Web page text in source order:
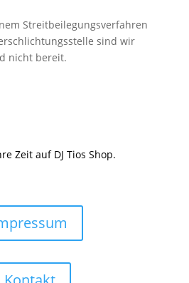
Streitbeilegungsverfahren
sind wir
nicht bereit.
Zeit auf DJ Tios Shop.